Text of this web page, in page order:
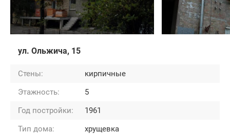
ул. Ольжича, 15
Стены:
кирпичные
Этажность:
5
Год постройки:
1961
Тип дома:
хрущевка